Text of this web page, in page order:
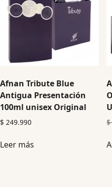
Afnan Tribute Blue
Antigua Presentación
100ml unisex Original
$ 249.990
Leer más
$